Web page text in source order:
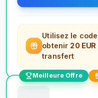
Utilisez le code
obtenir 20 EUR
transfert
Meilleure Offre